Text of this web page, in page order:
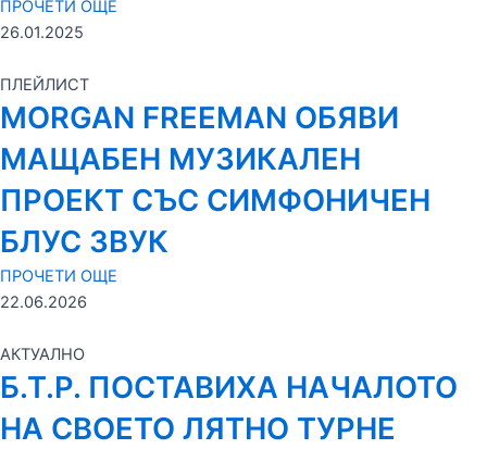
ПРОЧЕТИ ОЩЕ
26.01.2025
ПЛЕЙЛИСТ
MORGAN FREEMAN ОБЯВИ
МАЩАБЕН МУЗИКАЛЕН
ПРОЕКТ СЪС СИМФОНИЧЕН
БЛУС ЗВУК
ПРОЧЕТИ ОЩЕ
22.06.2026
АКТУАЛНО
Б.Т.Р. ПОСТАВИХА НАЧАЛОТО
НА СВОЕТО ЛЯТНО ТУРНЕ